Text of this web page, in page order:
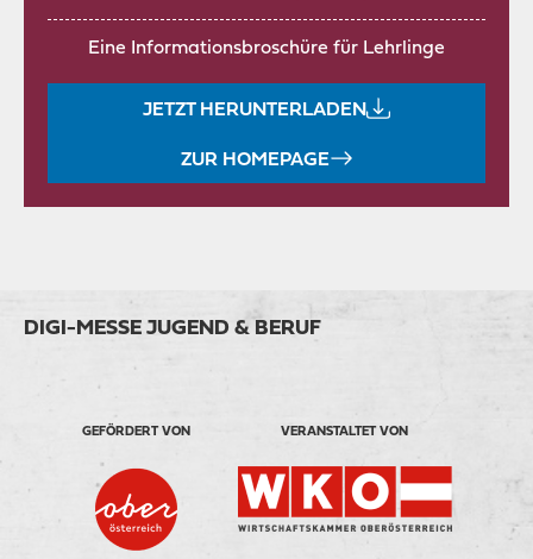
Eine Informationsbroschüre für Lehrlinge
JETZT HERUNTERLADEN
ZUR HOMEPAGE
DIGI-MESSE JUGEND & BERUF
GEFÖRDERT VON VERANSTALTET VON